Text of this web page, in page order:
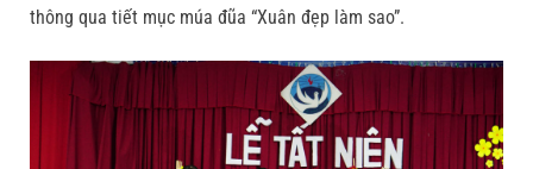
thông qua tiết mục múa đũa “Xuân đẹp làm sao”.